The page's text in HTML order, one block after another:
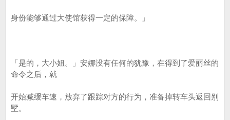
身份能够通过大使馆获得一定的保障。」
「是的，大小姐。」安娜没有任何的犹豫，在得到了爱丽丝的
命令之后，就
开始减缓车速，放弃了跟踪对方的行为，准备掉转车头返回别
墅。